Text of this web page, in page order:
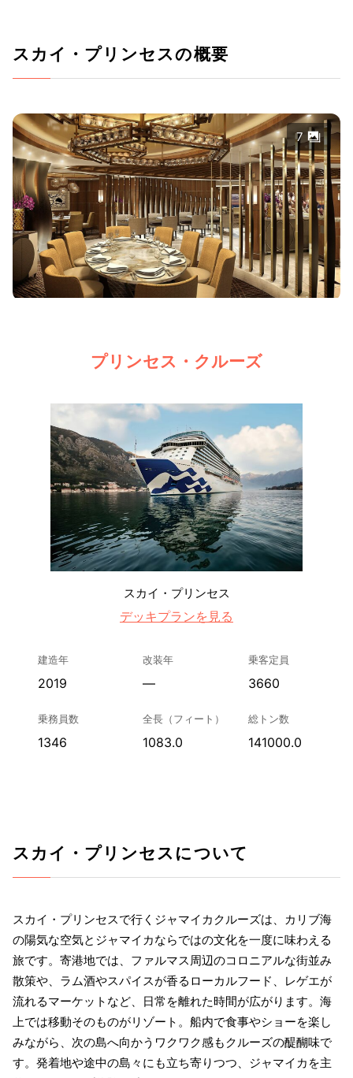
スカイ・プリンセスの概要
7
プリンセス・クルーズ
スカイ・プリンセス
デッキプランを見る
建造年
2019
改装年
—
乗客定員
3660
乗務員数
1346
全長（フィート）
1083.0
総トン数
141000.0
スカイ・プリンセスについて
スカイ・プリンセスで行くジャマイカクルーズは、カリブ海
の陽気な空気とジャマイカならではの文化を一度に味わえる
旅です。寄港地では、ファルマス周辺のコロニアルな街並み
散策や、ラム酒やスパイスが香るローカルフード、レゲエが
流れるマーケットなど、日常を離れた時間が広がります。海
上では移動そのものがリゾート。船内で食事やショーを楽し
みながら、次の島へ向かうワクワク感もクルーズの醍醐味で
す。発着地や途中の島々にも立ち寄りつつ、ジャマイカを主